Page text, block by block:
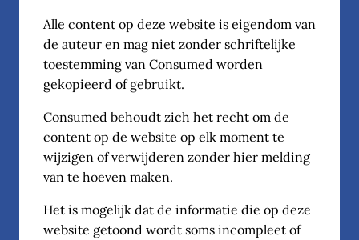
Alle content op deze website is eigendom van
de auteur en mag niet zonder schriftelijke
toestemming van Consumed worden
gekopieerd of gebruikt.
Consumed behoudt zich het recht om de
content op de website op elk moment te
wijzigen of verwijderen zonder hier melding
van te hoeven maken.
Het is mogelijk dat de informatie die op deze
website getoond wordt soms incompleet of